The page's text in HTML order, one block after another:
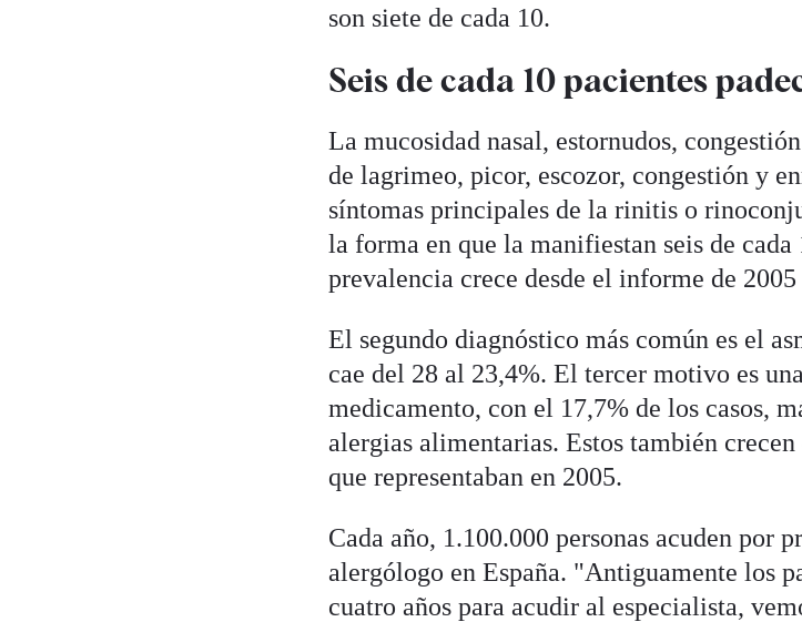
son siete de cada 10.
Seis de cada 10 pacientes
La mucosidad nasal, estornudos,
de lagrimeo, picor, escozor, congestión y
síntomas principales de la rinitis o
la forma en que la manifiestan seis de cada
prevalencia crece desde el informe de
El segundo diagnóstico más común es el
cae del 28 al 23,4%. El tercer motivo es
medicamento, con el 17,7% de los casos,
alergias alimentarias. Estos también
que representaban en 2005.
Cada año, 1.100.000 personas acuden por
alergólogo en España. "Antiguamente los
cuatro años para acudir al especialista,